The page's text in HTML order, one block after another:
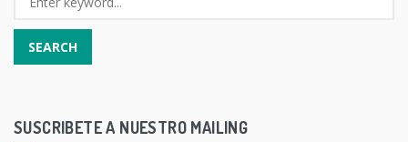
SUSCRIBETE A NUESTRO MAILING